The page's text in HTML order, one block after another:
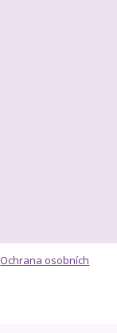
Ochrana osobních